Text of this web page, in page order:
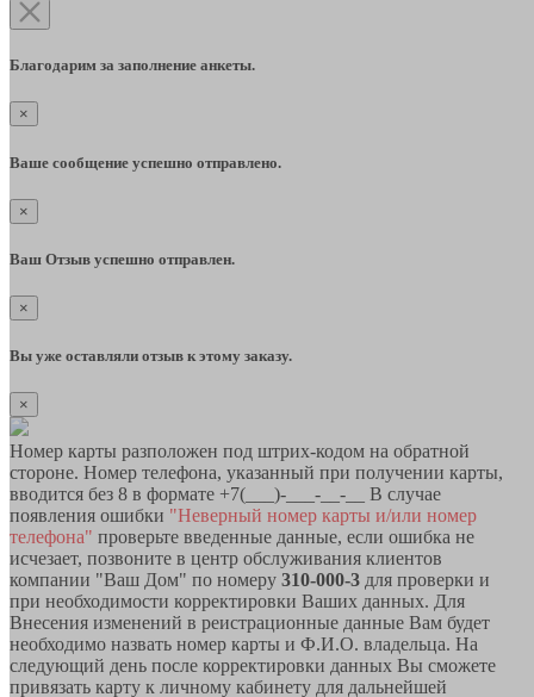
Благодарим за заполнение анкеты.
×
Ваше сообщение успешно отправлено.
×
Ваш Отзыв успешно отправлен.
×
Вы уже оставляли отзыв к этому заказу.
×
Номер карты разположен под штрих-кодом на обратной
стороне. Номер телефона, указанный при получении карты,
вводится без 8 в формате +7(___)-___-__-__ В случае
появления ошибки "Неверный номер карты и/или номер
телефона" проверьте введенные данные, если ошибка не
исчезает, позвоните в центр обслуживания клиентов
компании "Ваш Дом" по номеру 310-000-3 для проверки и
при необходимости корректировки Ваших данных. Для
Внесения изменений в реистрационные данные Вам будет
необходимо назвать номер карты и Ф.И.О. владельца. На
следующий день после корректировки данных Вы сможете
привязать карту к личному кабинету для дальнейшей